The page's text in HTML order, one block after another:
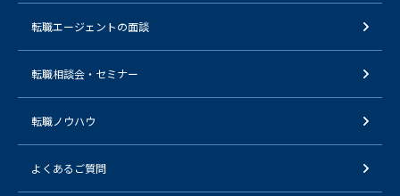
転職エージェントの面談
転職相談会・セミナー
転職ノウハウ
よくあるご質問